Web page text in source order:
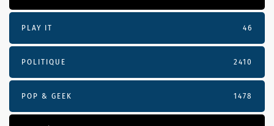
PLAY IT 46
POLITIQUE 2410
POP & GEEK 1478